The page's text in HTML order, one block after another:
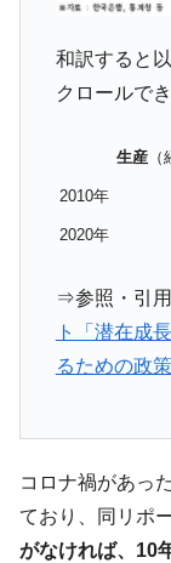
国の過剰生産が
『Money1』
『Money1』
ン』1人当たり
「KDDX」1番
『Money1』
に韓国がいっち
は韓国で『
『Money1』
く空港に詰めか
ドを掲げる「在
和訳すると
クロールで
生産（
2010年
2020年
⇒参照・引用
ト「潜在成
るための政策
コロナ禍があっ
ており、同リポ
がなければ、10